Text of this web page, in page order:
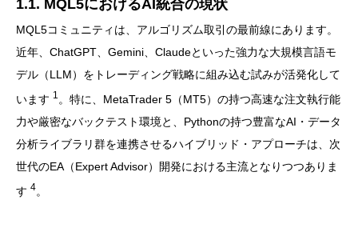
1.1. MQL5におけるAI統合の現状
MQL5コミュニティは、アルゴリズム取引の最前線にあります。
近年、ChatGPT、Gemini、Claudeといった強力な大規模言語モ
デル（LLM）をトレーディング戦略に組み込む試みが活発化して
います 1 。特に、MetaTrader 5（MT5）の持つ高速な注文執行能
力や厳密なバックテスト環境と、Pythonの持つ豊富なAI・データ
分析ライブラリ群を連携させるハイブリッド・アプローチは、次
世代のEA（Expert Advisor）開発における主流となりつつありま
す 4。